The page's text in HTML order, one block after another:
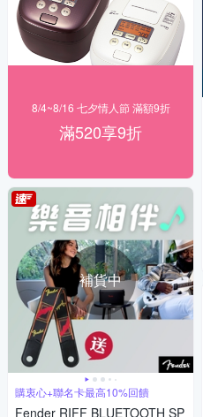
8/4~8/16 七夕情人節 滿額9折
滿520享9折
補貨中
購衷心+聯名卡最高10%回饋
Fender RIFF BLUETOOTH SP